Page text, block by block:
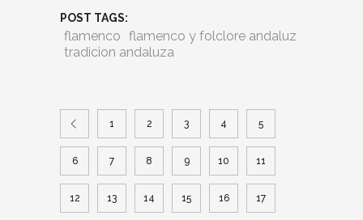
POST TAGS:
flamenco flamenco y folclore andaluz
tradicion andaluza
1 2 3 4 5
6 7 8 9 10 11
12 13 14 15 16 17